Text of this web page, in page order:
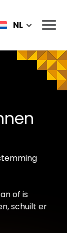
NL
of is
schuilt er